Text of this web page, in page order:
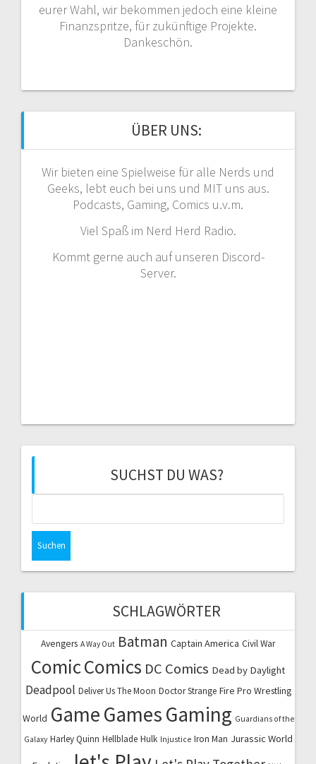
eurer Wahl, wir bekommen jedoch eine kleine
Finanzspritze, für zukünftige Projekte.
Dankeschön.
ÜBER UNS:
Wir bieten eine Spielweise für alle Nerds und
Geeks, lebt euch bei uns und MIT uns aus.
Podcasts, Gaming, Comics u.v.m.
Viel Spaß im Nerd Herd Radio.
Kommt gerne auch auf unseren Discord-
Server.
SUCHST DU WAS?
SCHLAGWÖRTER
Avengers A Way Out Batman Captain America Civil War
ComicComics DC Comics Dead by Daylight
Deadpool Deliver Us The Moon Doctor Strange Fire Pro Wrestling
World GameGamesGaming Guardians of the
Galaxy Harley Quinn Hellblade Hulk Injustice Iron Man Jurassic World